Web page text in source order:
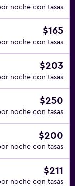
noche con tasas
$165
noche con tasas
$203
noche con tasas
$250
noche con tasas
$200
noche con tasas
$211
noche con tasas